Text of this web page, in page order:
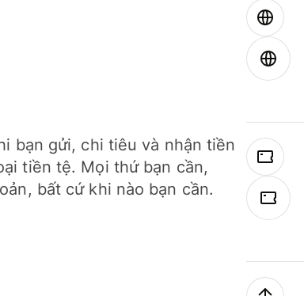
bạn gửi, chi tiêu và nhận tiền
tiền tệ. Mọi thứ bạn cần,
bất cứ khi nào bạn cần.